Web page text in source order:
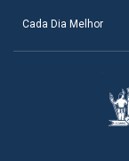
Cada Dia Melhor